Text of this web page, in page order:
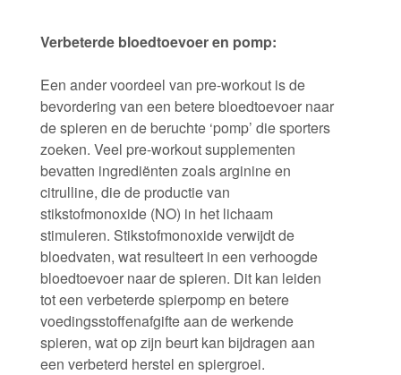
Verbeterde bloedtoevoer en pomp:
Een ander voordeel van pre-workout is de
bevordering van een betere bloedtoevoer naar
de spieren en de beruchte ‘pomp’ die sporters
zoeken. Veel pre-workout supplementen
bevatten ingrediënten zoals arginine en
citrulline, die de productie van
stikstofmonoxide (NO) in het lichaam
stimuleren. Stikstofmonoxide verwijdt de
bloedvaten, wat resulteert in een verhoogde
bloedtoevoer naar de spieren. Dit kan leiden
tot een verbeterde spierpomp en betere
voedingsstoffenafgifte aan de werkende
spieren, wat op zijn beurt kan bijdragen aan
een verbeterd herstel en spiergroei.